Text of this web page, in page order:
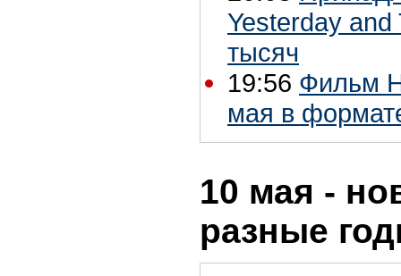
Yesterday
тысяч
19:56 Фильм
мая в
10 мая -
разные